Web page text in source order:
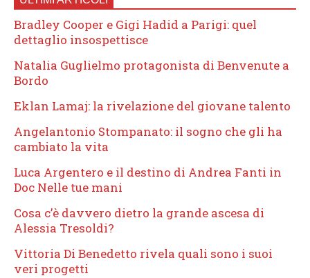
Bradley Cooper e Gigi Hadid a Parigi: quel
dettaglio insospettisce
Natalia Guglielmo protagonista di Benvenute a
Bordo
Eklan Lamaj: la rivelazione del giovane talento
Angelantonio Stompanato: il sogno che gli ha
cambiato la vita
Luca Argentero e il destino di Andrea Fanti in
Doc Nelle tue mani
Cosa c’è davvero dietro la grande ascesa di
Alessia Tresoldi?
Vittoria Di Benedetto rivela quali sono i suoi
veri progetti